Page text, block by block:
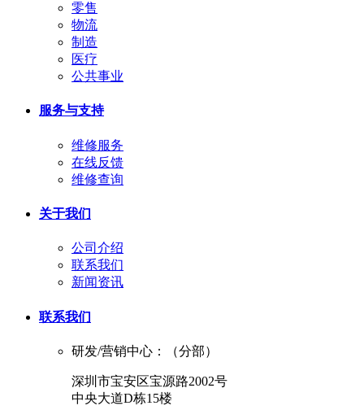
零售
物流
制造
医疗
公共事业
服务与支持
维修服务
在线反馈
维修查询
关于我们
公司介绍
联系我们
新闻资讯
联系我们
研发/营销中心：（分部）
深圳市宝安区宝源路2002号
中央大道D栋15楼